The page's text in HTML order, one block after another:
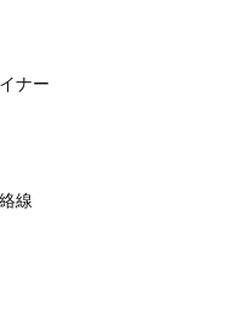
ナー
線